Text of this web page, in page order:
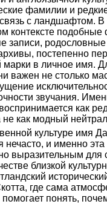
фамилии и
с ландшафтом.
контексте
записи, родословные
постепенно
в личное имя.
важен не столько
звучания.
как
не как модный
культуре имя
нечасто, и именно
выразительным для
близкой
где сама
помогает понять,